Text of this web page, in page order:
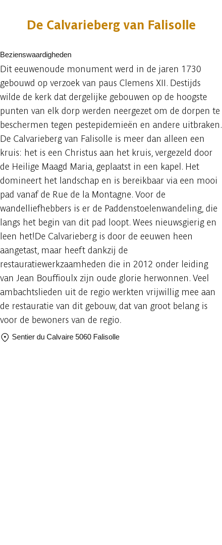
De Calvarieberg van Falisolle
Bezienswaardigheden
Dit eeuwenoude monument werd in de jaren 1730
gebouwd op verzoek van paus Clemens XII. Destijds
wilde de kerk dat dergelijke gebouwen op de hoogste
punten van elk dorp werden neergezet om de dorpen te
beschermen tegen pestepidemieën en andere uitbraken.
De Calvarieberg van Falisolle is meer dan alleen een
kruis: het is een Christus aan het kruis, vergezeld door
de Heilige Maagd Maria, geplaatst in een kapel. Het
domineert het landschap en is bereikbaar via een mooi
pad vanaf de Rue de la Montagne. Voor de
wandelliefhebbers is er de Paddenstoelenwandeling, die
langs het begin van dit pad loopt. Wees nieuwsgierig en
leen het!De Calvarieberg is door de eeuwen heen
aangetast, maar heeft dankzij de
restauratiewerkzaamheden die in 2012 onder leiding
van Jean Bouffioulx zijn oude glorie herwonnen. Veel
ambachtslieden uit de regio werkten vrijwillig mee aan
de restauratie van dit gebouw, dat van groot belang is
voor de bewoners van de regio.
Sentier du Calvaire 5060 Falisolle